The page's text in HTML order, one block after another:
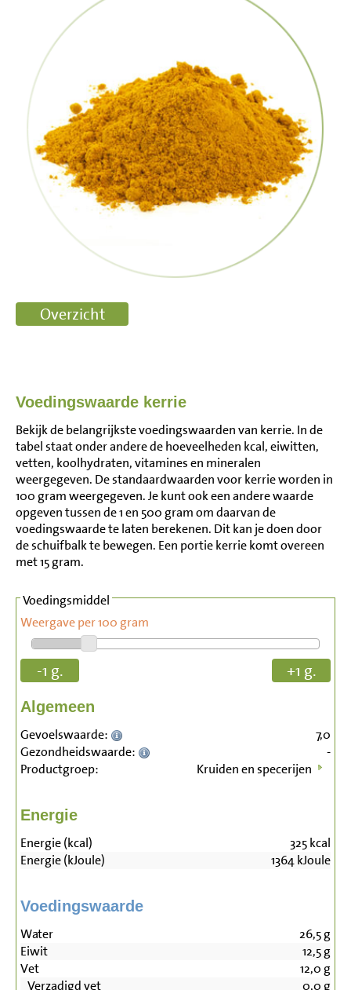
Voedingswaarde kerrie
Bekijk de belangrijkste voedingswaarden van kerrie. In de
tabel staat onder andere de hoeveelheden kcal, eiwitten,
vetten, koolhydraten, vitamines en mineralen
weergegeven. De standaardwaarden voor kerrie worden in
100 gram weergegeven. Je kunt ook een andere waarde
opgeven tussen de 1 en 500 gram om daarvan de
voedingswaarde te laten berekenen. Dit kan je doen door
de schuifbalk te bewegen. Een portie kerrie komt overeen
met 15 gram.
Voedingsmiddel
Weergave per 100 gram
-1 g. +1 g.
Algemeen
Gevoelswaarde:
7,0
Gezondheidswaarde:
-
Productgroep:
Kruiden en specerijen
Energie
Energie (kcal) 325kcal
Energie (kJoule)
1364kJoule
Voedingswaarde
Water 26,5g
Eiwit
12,5g
Vet
12,0 g
Verzadigd vet
0,0 g